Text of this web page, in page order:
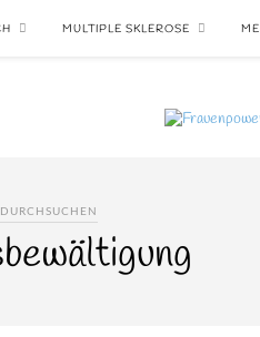
MULTIPLE SKLEROSE